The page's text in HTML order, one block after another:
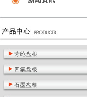
芳纶盘根
四氟盘根
石墨盘根